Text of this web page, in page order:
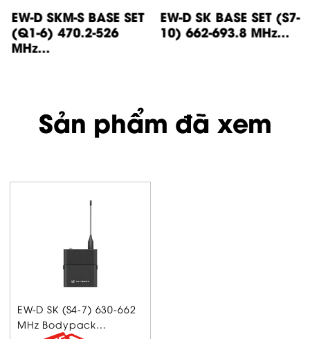
(Q1-6) 470.2-526
MHz...
10) 662-693.8 MHz...
Sản phẩm đã xem
MHz Bodypack...